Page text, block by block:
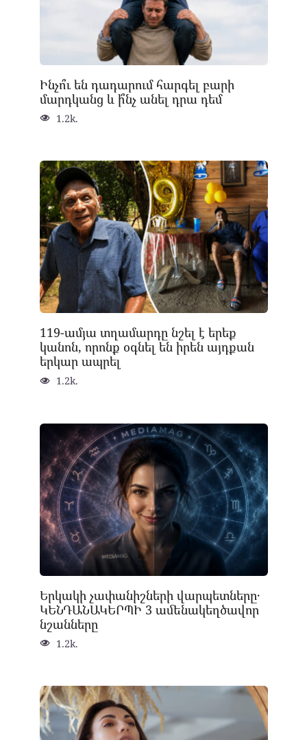
Ինչո՞ւ են դադարում հարգել բարի
մարդկանց և ի՞նչ անել դրա դեմ
1.2k.
119-ամյա տղամարդը նշել է երեք
կանոն, որոնք օգնել են իրեն այդքան
երկար ապրել
1.2k.
Երկակի չափանիշների վարպետները․
ԿԵՆԴԱՆԱԿԵՐՊԻ 3 ամենակեղծավոր
նշանները
1.2k.